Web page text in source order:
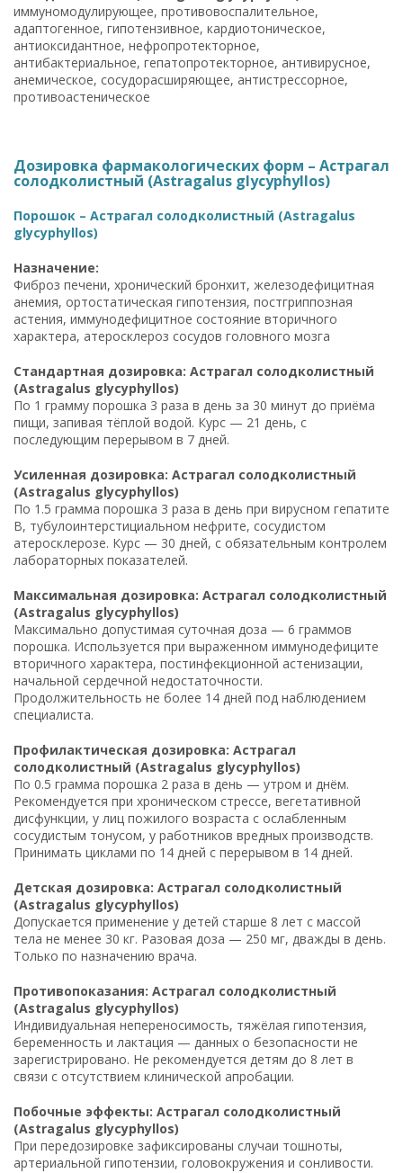
иммуномодулирующее, противовоспалительное,
адаптогенное, гипотензивное, кардиотоническое,
антиоксидантное, нефропротекторное,
антибактериальное, гепатопротекторное, антивирусное,
анемическое, сосудорасширяющее, антистрессорное,
противоастеническое
Дозировка фармакологических форм – Астрагал
солодколистный (Astragalus glycyphyllos)
Порошок – Астрагал солодколистный (Astragalus
glycyphyllos)
Назначение:
Фиброз печени, хронический бронхит, железодефицитная
анемия, ортостатическая гипотензия, постгриппозная
астения, иммунодефицитное состояние вторичного
характера, атеросклероз сосудов головного мозга
Стандартная дозировка: Астрагал солодколистный
(Astragalus glycyphyllos)
По 1 грамму порошка 3 раза в день за 30 минут до приёма
пищи, запивая тёплой водой. Курс — 21 день, с
последующим перерывом в 7 дней.
Усиленная дозировка: Астрагал солодколистный
(Astragalus glycyphyllos)
По 1.5 грамма порошка 3 раза в день при вирусном гепатите
B, тубулоинтерстициальном нефрите, сосудистом
атеросклерозе. Курс — 30 дней, с обязательным контролем
лабораторных показателей.
Максимальная дозировка: Астрагал солодколистный
(Astragalus glycyphyllos)
Максимально допустимая суточная доза — 6 граммов
порошка. Используется при выраженном иммунодефиците
вторичного характера, постинфекционной астенизации,
начальной сердечной недостаточности.
Продолжительность не более 14 дней под наблюдением
специалиста.
Профилактическая дозировка: Астрагал
солодколистный (Astragalus glycyphyllos)
По 0.5 грамма порошка 2 раза в день — утром и днём.
Рекомендуется при хроническом стрессе, вегетативной
дисфункции, у лиц пожилого возраста с ослабленным
сосудистым тонусом, у работников вредных производств.
Принимать циклами по 14 дней с перерывом в 14 дней.
Детская дозировка: Астрагал солодколистный
(Astragalus glycyphyllos)
Допускается применение у детей старше 8 лет с массой
тела не менее 30 кг. Разовая доза — 250 мг, дважды в день.
Только по назначению врача.
Противопоказания: Астрагал солодколистный
(Astragalus glycyphyllos)
Индивидуальная непереносимость, тяжёлая гипотензия,
беременность и лактация — данных о безопасности не
зарегистрировано. Не рекомендуется детям до 8 лет в
связи с отсутствием клинической апробации.
Побочные эффекты: Астрагал солодколистный
(Astragalus glycyphyllos)
При передозировке зафиксированы случаи тошноты,
артериальной гипотензии, головокружения и сонливости.